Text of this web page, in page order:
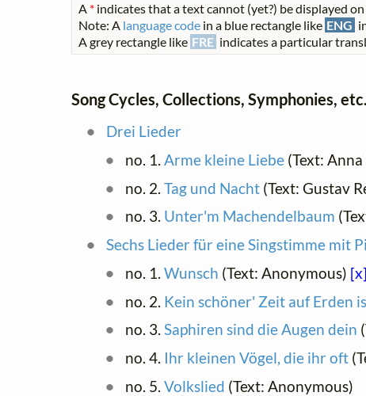
A * indicates that a text cannot (yet?) be displayed
Note: A language code in a blue rectangle like ENG
A grey rectangle like FRE indicates a particular
Song Cycles, Collections, Symphonies,
Drei Lieder
no. 1. Arme kleine Liebe(Text:
no. 2. Tag und Nacht(Text: Gustav
no. 3. Unter'm Machendelbaum
Sechs Lieder für eine Singstimme mit
no. 1. Wunsch (Text: Anonymous) [x]
no. 2. Kein schöner' Zeit auf Erden
no. 3. Saphiren sind die Augen dein
no. 4. Ihr kleinen Vögel, die ihr oft
no. 5. Volkslied (Text: Anonymous)